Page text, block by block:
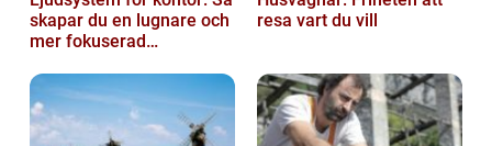
skapar du en lugnare och
mer fokuserad
resa vart du vill